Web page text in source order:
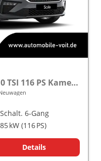
CLEVER Modelljahr 2027 1.0 TSI 116 PS Kamera frei konfigurierbar!
Schalt. 6-Gang
85 kW (116 PS)
Details